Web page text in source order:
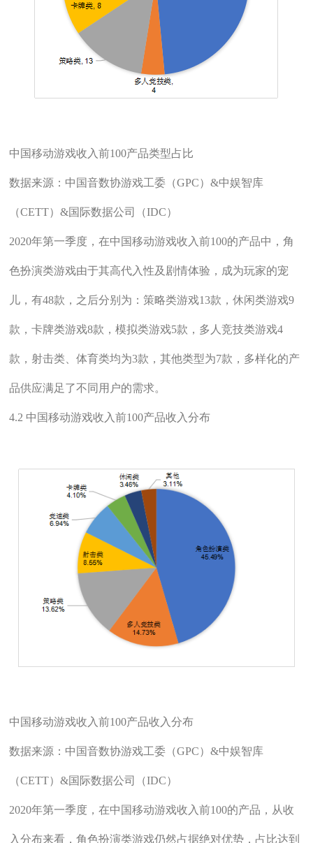
中国移动游戏收入前100产品类型占比
数据来源：中国音数协游戏工委（GPC）&中娱智库
（CETT）&国际数据公司（IDC）
2020年第一季度，在中国移动游戏收入前100的产品中，角
色扮演类游戏由于其高代入性及剧情体验，成为玩家的宠
儿，有48款，之后分别为：策略类游戏13款，休闲类游戏9
款，卡牌类游戏8款，模拟类游戏5款，多人竞技类游戏4
款，射击类、体育类均为3款，其他类型为7款，多样化的产
品供应满足了不同用户的需求。
4.2 中国移动游戏收入前100产品收入分布
中国移动游戏收入前100产品收入分布
数据来源：中国音数协游戏工委（GPC）&中娱智库
（CETT）&国际数据公司（IDC）
2020年第一季度，在中国移动游戏收入前100的产品，从收
入分布来看，角色扮演类游戏仍然占据绝对优势，占比达到